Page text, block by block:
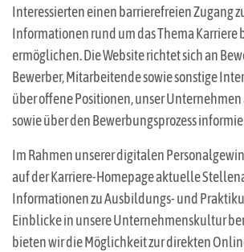
Interessierten einen barrierefreien Zugang
Informationen rund um das Thema Karriere
ermöglichen. Die Website richtet sich an
Bewerber, Mitarbeitende sowie sonstige
über offene Positionen, unser
sowie über den Bewerbungsprozess
Im Rahmen unserer digitalen
auf der Karriere-Homepage aktuelle
Informationen zu Ausbildungs- und
Einblicke in unsere Unternehmenskultur
bieten wir die Möglichkeit zur direkten